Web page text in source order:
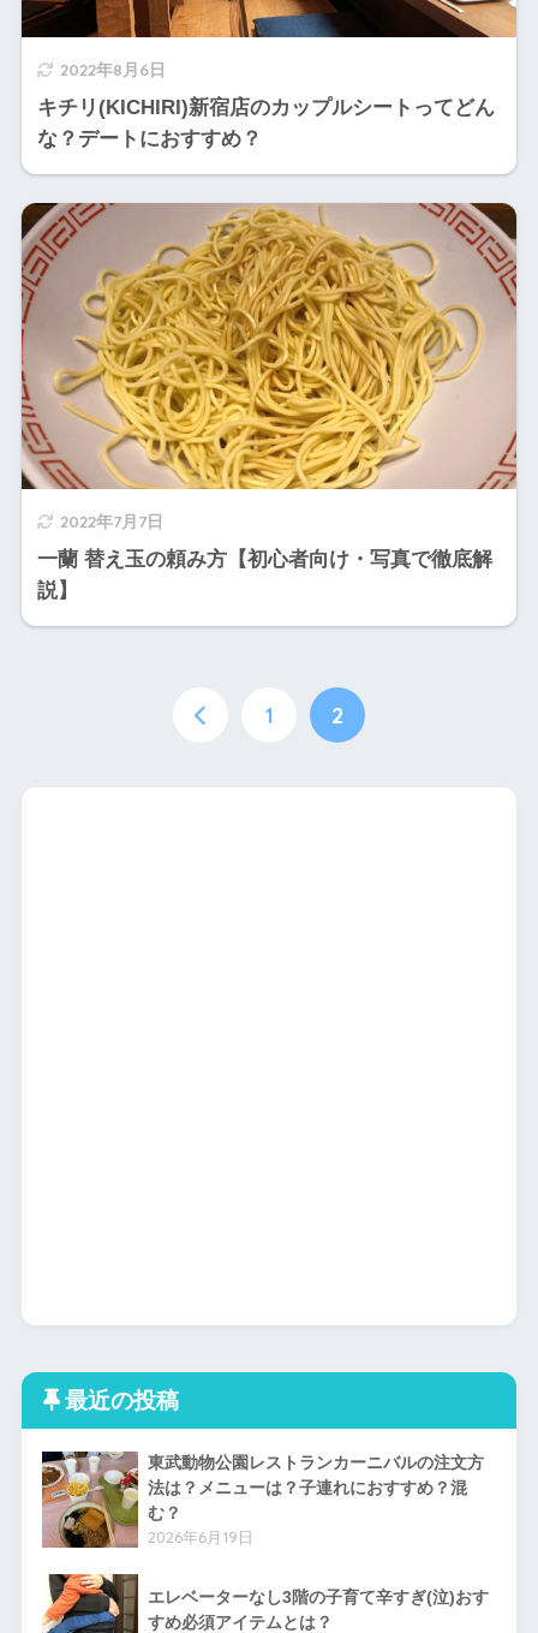
2022年8月6日
キチリ(KICHIRI)新宿店のカップルシートってどん
な？デートにおすすめ？
2022年7月7日
一蘭 替え玉の頼み方【初心者向け・写真で徹底解
説】
1 2
最近の投稿
東武動物公園レストランカーニバルの注文方
法は？メニューは？子連れにおすすめ？混
む？
2026年6月19日
エレベーターなし3階の子育て辛すぎ(泣)おす
すめ必須アイテムとは？